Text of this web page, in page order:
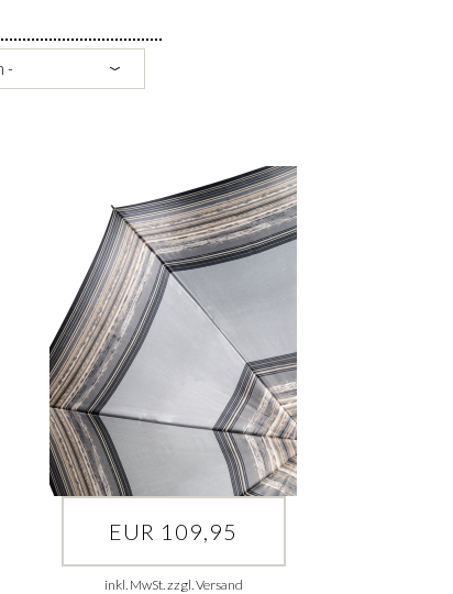
EUR 109,95
inkl. MwSt. zzgl. Versand